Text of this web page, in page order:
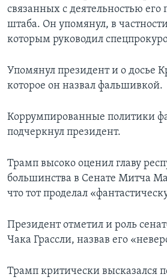
связанных с деятельностью его
штаба. Он упомянул, в
которым руководил
Упомянул президент и о досье
которое он назвал фальшивкой.
Коррумпированные политики
подчеркнул президент.
Трамп высоко оценил главу
большинства в Сенате Митча
что тот проделал
Президент отметил и роль
Чака Грассли, назвав его
Трамп критически высказался